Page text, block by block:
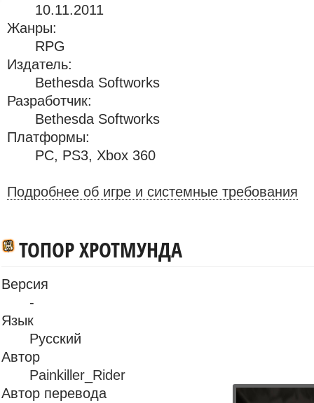
10.11.2011
Жанры:
RPG
Издатель:
Bethesda Softworks
Разработчик:
Bethesda Softworks
Платформы:
PC, PS3, Xbox 360
Подробнее об игре и системные требования
ТОПОР ХРОТМУНДА
Версия
-
Язык
Русский
Автор
Painkiller_Rider
Автор перевода